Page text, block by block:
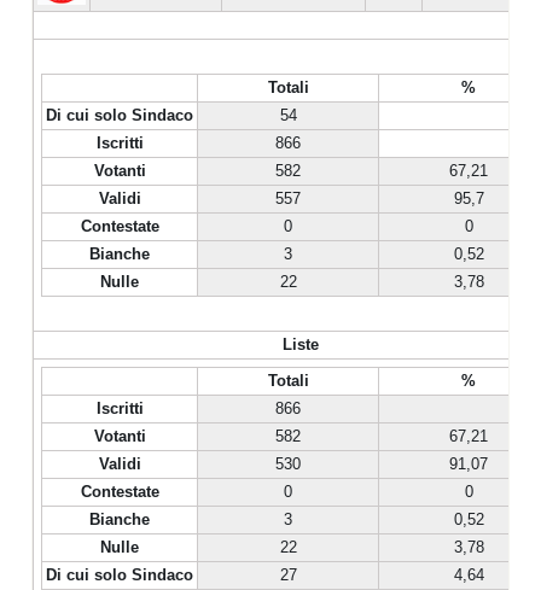
Totali
%
Di cui solo Sindaco
54
Iscritti
866
Votanti
582
67,21
Validi
557
95,7
Contestate
0
0
Bianche
3
0,52
Nulle
22 3,78
Liste
Totali
%
Iscritti
866
Votanti
582
67,21
Validi
530
91,07
Contestate
0
0
Bianche
3
0,52
Nulle
22
3,78
Di cui solo Sindaco
27 4,64